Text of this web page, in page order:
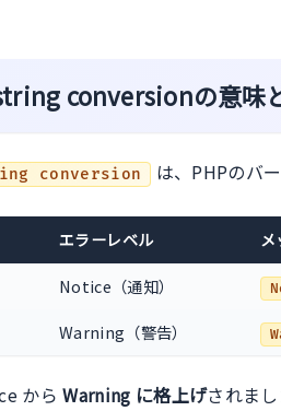
conversionの意味
conversion は、PHPのバ
エラーレベル
Notice（通知）
Warning（警告）
からWarning に格上げされま